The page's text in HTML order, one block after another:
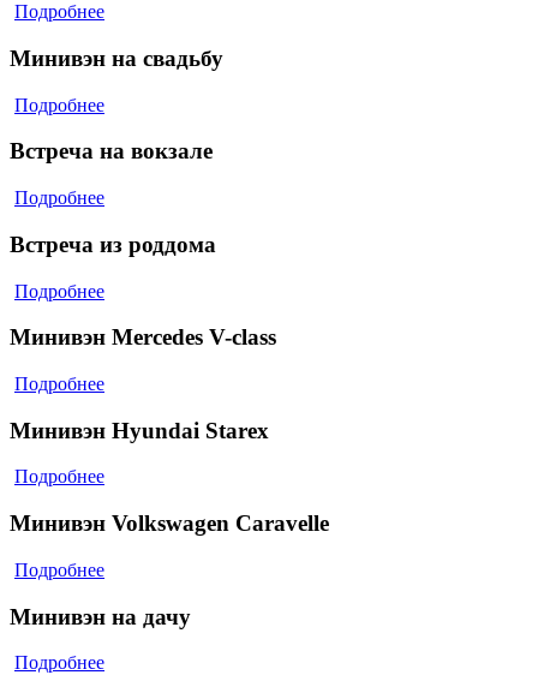
Подробнее
Минивэн на свадьбу
Подробнее
Встреча на вокзале
Подробнее
Встреча из роддома
Подробнее
Минивэн Mercedes V-class
Подробнее
Минивэн Hyundai Starex
Подробнее
Минивэн Volkswagen Caravelle
Подробнее
Минивэн на дачу
Подробнее